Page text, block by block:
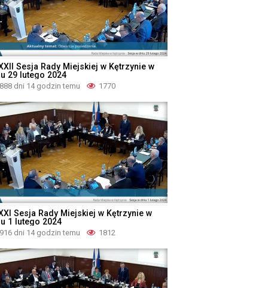
Sesja Rady Miejskiej w Kętrzynie w
29 lutego 2024
888 dni 14 godzin temu 1770
Sesja Rady Miejskiej w Kętrzynie w
1 lutego 2024
916 dni 14 godzin temu 1812